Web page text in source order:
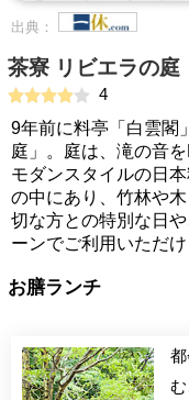
出典：
茶寮 リビエラの庭
4
9年前に料亭「白雲閣
庭」。庭は、滝の音
モダンスタイルの日
の中にあり、竹林や
切な方との特別な日
ーンでご利用いただけ
お膳ランチ